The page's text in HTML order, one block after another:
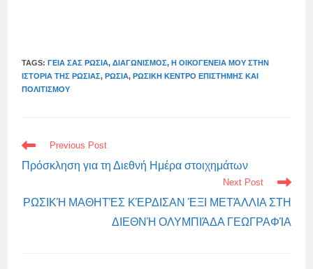
TAGS:ΓΕΙΑ ΣΑΣ ΡΩΣΊΑ, ΔΙΑΓΩΝΙΣΜΌΣ, Η ΟΙΚΟΓΈΝΕΙΆ ΜΟΥ ΣΤΗΝ
ΙΣΤΟΡΊΑ ΤΗΣ ΡΩΣΊΑΣ, ΡΩΣΊΑ, ΡΩΣΙΚΉ ΚΈΝΤΡΟ ΕΠΙΣΤΉΜΗΣ ΚΑΙ
ΠΟΛΙΤΙΣΜΟΎ
READ
MORE
ARTICLES
Previous Post
Πρόσκληση για τη Διεθνή Ημέρα στοιχημάτων
Next Post
ΡΩΣΙΚΉ ΜΑΘΗΤΈΣ ΚΈΡΔΙΣΑΝ ΈΞΙ ΜΕΤΆΛΛΙΑ ΣΤΗ
ΔΙΕΘΝΉ ΟΛΥΜΠΙΆΔΑ ΓΕΩΓΡΑΦΊΑ